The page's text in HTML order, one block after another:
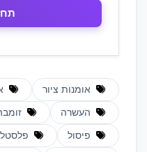
אומנות ציור
העשרה
פיסול